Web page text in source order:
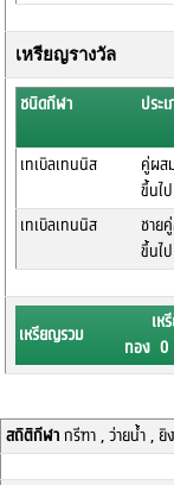
เหรียญรางวัล
ชนิดกีฬา ประ
เทเบิลเทนนิส
คู่ผส
ขึ้นไ
เทเบิลเทนนิส
ชาย
ขึ้นไ
เหรียญรวม
เห
ทอง 0
สถิติกีฬากรีฑา , ว่ายน้ำ , ยิ